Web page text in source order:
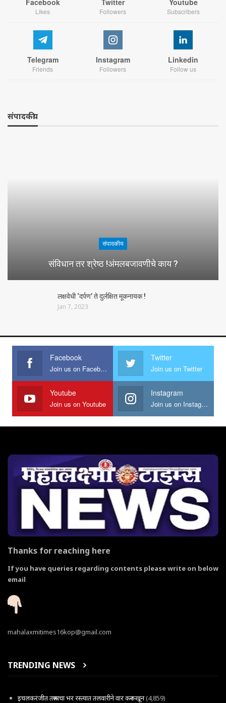
Facebook
Likes
Twitter
Followers
Youtube
Subscribers
Telegram
Friends
Instagram
Followers
Linkedin
Follow us
संपादकीय
संपादकीय
संविधान तर श्रेष्ठ !अंमलबजावणीचे काय ?
लक्षवेधी ‘दर्पण’ ते दुर्लक्षित मूकनायक !
Jan 7, 2023
Facebook
Join us on Facebook
Twitter
Join us on Twitter
Youtube
Join us on Youtube
Instagram
Join us on Instagram
Thanks for reaching here
If you have queries regarding contents please write on below
email
mahalaxmitimes16kop@gmail.com
TRENDING NEWS
इचलकरंजीत तरूणाचा भर रस्त्यात तलवारीने वार करून खून(4,859)